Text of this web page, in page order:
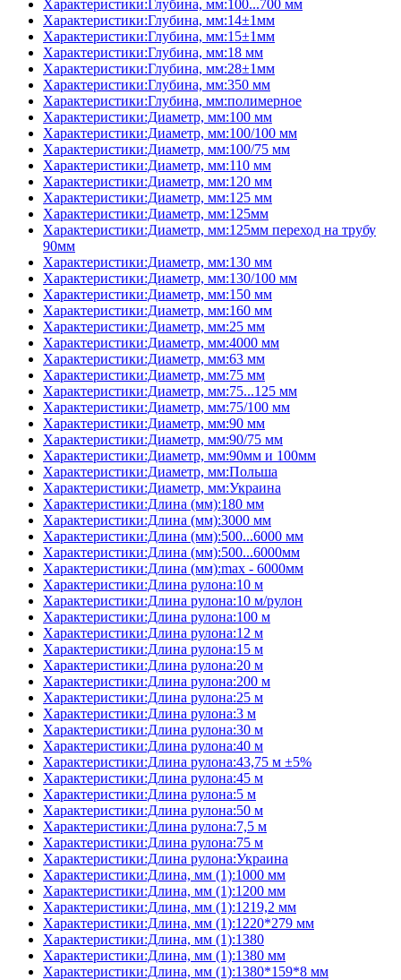
Характеристики:Глубина, мм:100...700 мм
Характеристики:Глубина, мм:14±1мм
Характеристики:Глубина, мм:15±1мм
Характеристики:Глубина, мм:18 мм
Характеристики:Глубина, мм:28±1мм
Характеристики:Глубина, мм:350 мм
Характеристики:Глубина, мм:полимерное
Характеристики:Диаметр, мм:100 мм
Характеристики:Диаметр, мм:100/100 мм
Характеристики:Диаметр, мм:100/75 мм
Характеристики:Диаметр, мм:110 мм
Характеристики:Диаметр, мм:120 мм
Характеристики:Диаметр, мм:125 мм
Характеристики:Диаметр, мм:125мм
Характеристики:Диаметр, мм:125мм переход на трубу
90мм
Характеристики:Диаметр, мм:130 мм
Характеристики:Диаметр, мм:130/100 мм
Характеристики:Диаметр, мм:150 мм
Характеристики:Диаметр, мм:160 мм
Характеристики:Диаметр, мм:25 мм
Характеристики:Диаметр, мм:4000 мм
Характеристики:Диаметр, мм:63 мм
Характеристики:Диаметр, мм:75 мм
Характеристики:Диаметр, мм:75...125 мм
Характеристики:Диаметр, мм:75/100 мм
Характеристики:Диаметр, мм:90 мм
Характеристики:Диаметр, мм:90/75 мм
Характеристики:Диаметр, мм:90мм и 100мм
Характеристики:Диаметр, мм:Польша
Характеристики:Диаметр, мм:Украина
Характеристики:Длина (мм):180 мм
Характеристики:Длина (мм):3000 мм
Характеристики:Длина (мм):500...6000 мм
Характеристики:Длина (мм):500...6000мм
Характеристики:Длина (мм):max - 6000мм
Характеристики:Длина рулона:10 м
Характеристики:Длина рулона:10 м/рулон
Характеристики:Длина рулона:100 м
Характеристики:Длина рулона:12 м
Характеристики:Длина рулона:15 м
Характеристики:Длина рулона:20 м
Характеристики:Длина рулона:200 м
Характеристики:Длина рулона:25 м
Характеристики:Длина рулона:3 м
Характеристики:Длина рулона:30 м
Характеристики:Длина рулона:40 м
Характеристики:Длина рулона:43,75 м ±5%
Характеристики:Длина рулона:45 м
Характеристики:Длина рулона:5 м
Характеристики:Длина рулона:50 м
Характеристики:Длина рулона:7,5 м
Характеристики:Длина рулона:75 м
Характеристики:Длина рулона:Украина
Характеристики:Длина, мм (1):1000 мм
Характеристики:Длина, мм (1):1200 мм
Характеристики:Длина, мм (1):1219,2 мм
Характеристики:Длина, мм (1):1220*279 мм
Характеристики:Длина, мм (1):1380
Характеристики:Длина, мм (1):1380 мм
Характеристики:Длина, мм (1):1380*159*8 мм